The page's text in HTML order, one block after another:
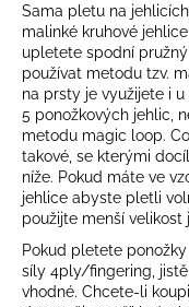
Sama pletu na
malinké kruhové
upletete spodní
používat metodu tzv.
na prsty je využijete i
5 ponožkových jehlic,
metodu magic loop.
takové, se kterými
níže. Pokud máte ve
jehlice abyste pletli
použijte menší velikost
Pokud pletete
síly 4ply/fingering,
vhodné. Chcete-li